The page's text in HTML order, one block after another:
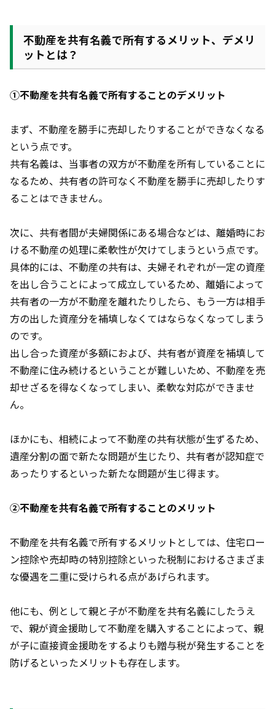
不動産を共有名義で所有するメリット、デメリ
ットとは？
①不動産を共有名義で所有することのデメリット
まず、不動産を勝手に売却したりすることができなくなる
という点です。
共有名義は、当事者の双方が不動産を所有していることに
なるため、共有者の許可なく不動産を勝手に売却したりす
ることはできません。
次に、共有者間が夫婦関係にある場合などは、離婚時にお
ける不動産の処理に柔軟性が欠けてしまうという点です。
具体的には、不動産の共有は、夫婦それぞれが一定の資産
を出し合うことによって成立しているため、離婚によって
共有者の一方が不動産を離れたりしたら、もう一方は相手
方の出した資産分を補填しなくてはならなくなってしまう
のです。
出し合った資産が多額におよび、共有者が資産を補填して
不動産に住み続けるということが難しいため、不動産を売
却せざるを得なくなってしまい、柔軟な対応ができませ
ん。
ほかにも、相続によって不動産の共有状態が生ずるため、
遺産分割の面で新たな問題が生じたり、共有者が認知症で
あったりするといった新たな問題が生じ得ます。
②不動産を共有名義で所有することのメリット
不動産を共有名義で所有するメリットとしては、住宅ロー
ン控除や売却時の特別控除といった税制におけるさまざま
な優遇を二重に受けられる点があげられます。
他にも、例として親と子が不動産を共有名義にしたうえ
で、親が資金援助して不動産を購入することによって、親
が子に直接資金援助をするよりも贈与税が発生することを
防げるといったメリットも存在します。